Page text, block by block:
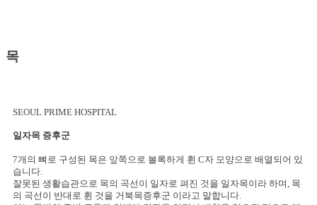
목
SEOUL PRIME HOSPITAL
일자목 증후군
7개의 뼈로 구성된 목은 앞쪽으로 볼록하게 휜 C자 모양으로 배열되어 있
습니다.
잘못된 생활습관으로 목의 곡선이 일자로 펴진 것을 일자목이라 하며, 목
의 곡선이 반대로 휜 것을 거북목증후군 이라고 말합니다.